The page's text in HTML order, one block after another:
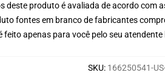
deste produto é avaliada de acordo com
fontes em branco de fabricantes
feito apenas para você pelo seu
SKU: 166250541-